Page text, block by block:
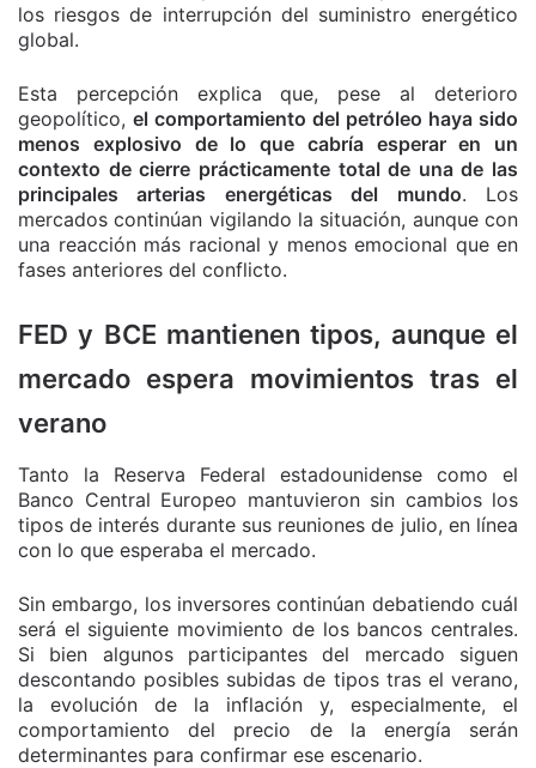
los riesgos de interrupción del suministro energético
global.
Esta percepción explica que, pese al deterioro
geopolítico, el comportamiento del petróleo haya sido
menos explosivo de lo que cabría esperar en un
contexto de cierre prácticamente total de una de las
principales arterias energéticas del mundo. Los
mercados continúan vigilando la situación, aunque con
una reacción más racional y menos emocional que en
fases anteriores del conflicto.
FED y BCE mantienen tipos, aunque el
mercado espera movimientos tras el
verano
Tanto la Reserva Federal estadounidense como el
Banco Central Europeo mantuvieron sin cambios los
tipos de interés durante sus reuniones de julio, en línea
con lo que esperaba el mercado.
Sin embargo, los inversores continúan debatiendo cuál
será el siguiente movimiento de los bancos centrales.
Si bien algunos participantes del mercado siguen
descontando posibles subidas de tipos tras el verano,
la evolución de la inflación y, especialmente, el
comportamiento del precio de la energía serán
determinantes para confirmar ese escenario.